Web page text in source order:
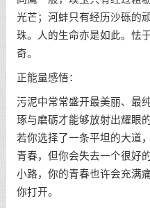
光芒；河蚌只有经历沙砾的
珠。人的生命亦是如此。怯
奇。
正能量感悟：
污泥中常常盛开最美丽、最
琢与磨砺才能够放射出耀眼
若你选择了一条平坦的大道
青春，但你会失去一个很好
小路，你的青春也许会充满
你打开。